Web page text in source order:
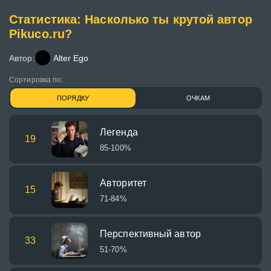
Статистика: Насколько ты крутой автор
Pikuco.ru?
Автор: Alter Ego
Сортировка по:
ПОРЯДКУ ОЧКАМ
19
Легенда
85-100%
15
Авторитет
71-84%
33
Перспективный автор
51-70%